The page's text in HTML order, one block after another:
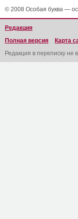
© 2008 Особая буква —
Редакция
Полная версия
Карта
Редакция в переписку не